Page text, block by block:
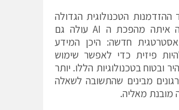
הטכנולוגית הגדולה
שמביאה איתה מהפכת ה AI עולה גם
חדשה: היכן המידע
פיזית כדי לאפשר שימוש
ובטוח בטכנולוגיות הללו. יותר
מבינים שהתשובה לשאלה
מובנת מאליה.